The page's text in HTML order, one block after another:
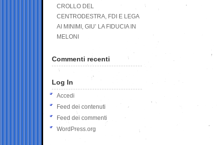
CROLLO DEL
CENTRODESTRA, FDI E LEGA
AI MINIMI, GIU’ LA FIDUCIA IN
MELONI
Commenti recenti
Log In
Accedi
Feed dei contenuti
Feed dei commenti
WordPress.org